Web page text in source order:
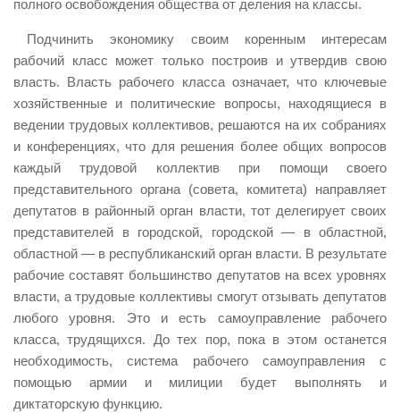
полного освобождения общества от деления на классы.
Подчинить экономику своим коренным интересам
рабочий класс может только построив и утвердив свою
власть. Власть рабочего класса означает, что ключевые
хозяйственные и политические вопросы, находящиеся в
ведении трудовых коллективов, решаются на их собраниях
и конференциях, что для решения более общих вопросов
каждый трудовой коллектив при помощи своего
представительного органа (совета, комитета) направляет
депутатов в районный орган власти, тот делегирует своих
представителей в городской, городской — в областной,
областной — в республиканский орган власти. В результате
рабочие составят большинство депутатов на всех уровнях
власти, а трудовые коллективы смогут отзывать депутатов
любого уровня. Это и есть самоуправление рабочего
класса, трудящихся. До тех пор, пока в этом останется
необходимость, система рабочего самоуправления с
помощью армии и милиции будет выполнять и
диктаторскую функцию.